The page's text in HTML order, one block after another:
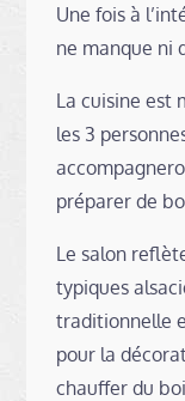
Une fois à
ne manque ni
La cuisine est
les 3
préparer de
Le salon
typiques
traditionnelle
pour la
chauffer du